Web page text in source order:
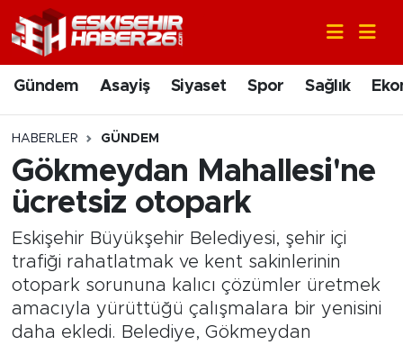
Gündem Asayiş Siyaset Spor Sağlık
HABERLER GÜNDEM
Gökmeydan Mahallesi'ne
ücretsiz otopark
Eskişehir Büyükşehir Belediyesi, şehir içi
trafiği rahatlatmak ve kent sakinlerinin
otopark sorununa kalıcı çözümler üretmek
amacıyla yürüttüğü çalışmalara bir yenisini
daha ekledi. Belediye, Gökmeydan
Gündem
Asayiş
Siyaset
Spor
Sağlık
Ekonomi
Nöbetçi Eczaneler
Hava Durumu
Trafik Durumu
Süper Lig Puan Durumu ve Fikstür
Tüm Manşetler
Son Dakika Haberleri